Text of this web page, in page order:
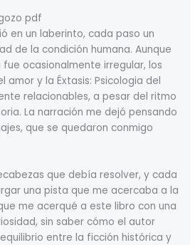
pdf
en un laberinto, cada paso un
de la condición humana. Aunque
ocasionalmente irregular, los
amor y la Éxtasis: Psicologia del
relacionables, a pesar del ritmo
La narración me dejó pensando
que se quedaron conmigo
que debía resolver, y cada
una pista que me acercaba a la
me acerqué a este libro con una
sin saber cómo el autor
entre la ficción histórica y